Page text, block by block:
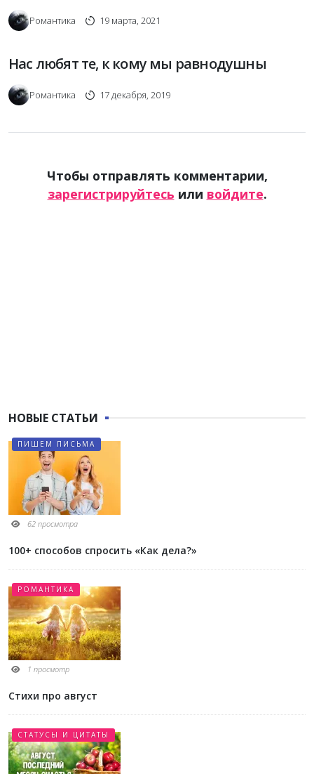
Романтика 19 марта, 2021
Нас любят те, к кому мы равнодушны
Романтика 17 декабря, 2019
Чтобы отправлять комментарии,
зарегистрируйтесь или войдите.
НОВЫЕ СТАТЬИ
ПИШЕМ ПИСЬМА
62 просмотра
100+ способов спросить «Как дела?»
РОМАНТИКА
1 просмотр
Стихи про август
СТАТУСЫ И ЦИТАТЫ